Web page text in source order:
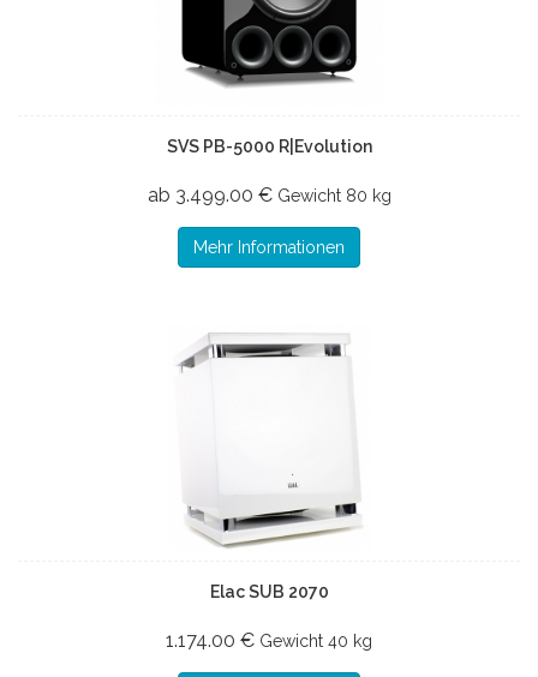
SVS PB-5000 R|Evolution
ab 3.499.00 € Gewicht 80 kg
Mehr Informationen
Elac SUB 2070
1.174.00 € Gewicht 40 kg